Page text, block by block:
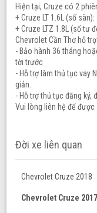
Hiện tại, Cruze có 2
+ Cruze LT 1.6L (số
+ Cruze LTZ 1.8L (số tư
Chevrolet Cần Thơ hỗ trợ:
- Bảo hành 36 tháng
tời trước
- Hỗ trợ làm thủ tục vay
giản.
- Hỗ trợ thủ tục đăng ký,
Vui lòng liên hệ để được
Đời xe liên quan
Chevrolet Cruze 2018
Chevrolet Cruze 2017